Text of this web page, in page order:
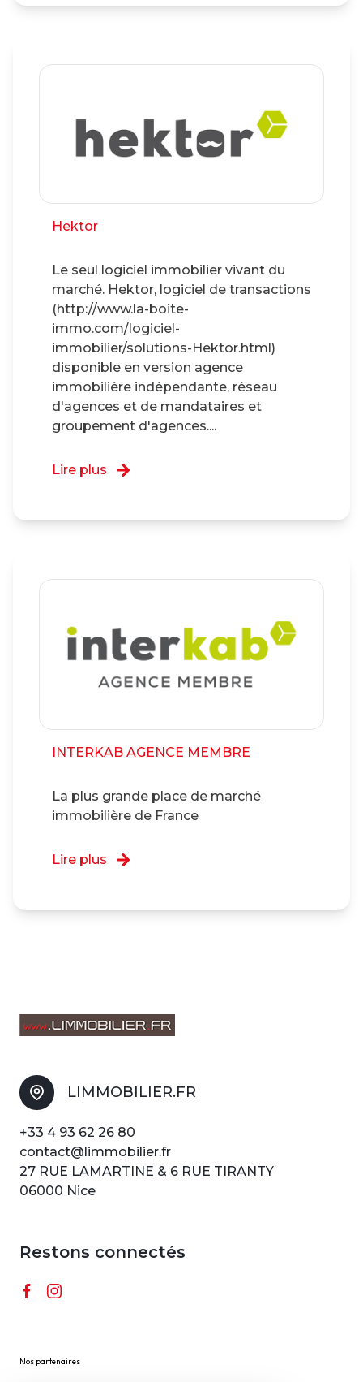
Hektor
Le seul logiciel immobilier vivant du
marché. Hektor, logiciel de transactions
(http://www.la-boite-
immo.com/logiciel-
immobilier/solutions-Hektor.html)
disponible en version agence
immobilière indépendante, réseau
d'agences et de mandataires et
groupement d'agences....
Lire plus
INTERKAB AGENCE MEMBRE
La plus grande place de marché
immobilière de France
Lire plus
LIMMOBILIER.FR
+33 4 93 62 26 80
contact@limmobilier.fr
27 RUE LAMARTINE & 6 RUE TIRANTY
06000 Nice
Restons connectés
Nos partenaires